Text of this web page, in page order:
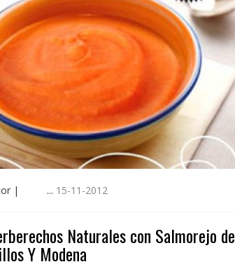
| ... 15-11-2012
Naturales con Salmorejo de
Y Modena